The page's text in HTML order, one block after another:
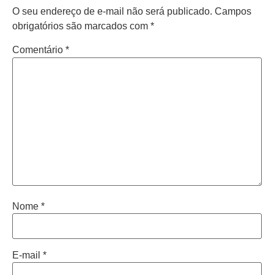
O seu endereço de e-mail não será publicado. Campos
obrigatórios são marcados com *
Comentário *
Nome *
E-mail *